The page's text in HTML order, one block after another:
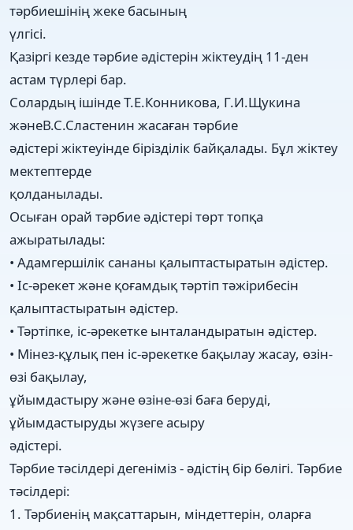
тәрбиешінің жеке басының
үлгісі.
Қазіргі кезде тәрбие әдістерін жіктеудің 11-ден
астам түрлері бар.
Солардың ішінде Т.Е.Конникова, Г.И.Щукина
жәнеВ.С.Сластенин жасаған тәрбие
әдістері жіктеуінде бірізділік байқалады. Бұл жіктеу
мектептерде
қолданылады.
Осыған орай тәрбие әдістері төрт топқа
ажыратылады:
• Адамгершілік сананы қалыптастыратын әдістер.
• Іс-әрекет және қоғамдық тәртіп тәжірибесін
қалыптастыратын әдістер.
• Тәртіпке, іс-әрекетке ынталандыратын әдістер.
• Мінез-құлық пен іс-әрекетке бақылау жасау, өзін-
өзі бақылау,
ұйымдастыру және өзіне-өзі баға беруді,
ұйымдастыруды жүзеге асыру
әдістері.
Тәрбие тәсілдері дегеніміз - әдістің бір бөлігі. Тәрбие
тәсілдері:
1. Тәрбиенің мақсаттарын, міндеттерін, оларға